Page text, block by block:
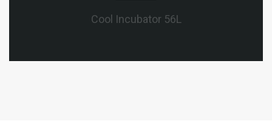
Cool Incubator 56L